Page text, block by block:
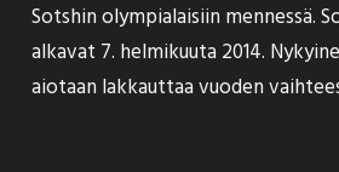
Sotshin olympialaisiin mennessä.
alkavat 7. helmikuuta 2014.
aiotaan lakkauttaa vuoden